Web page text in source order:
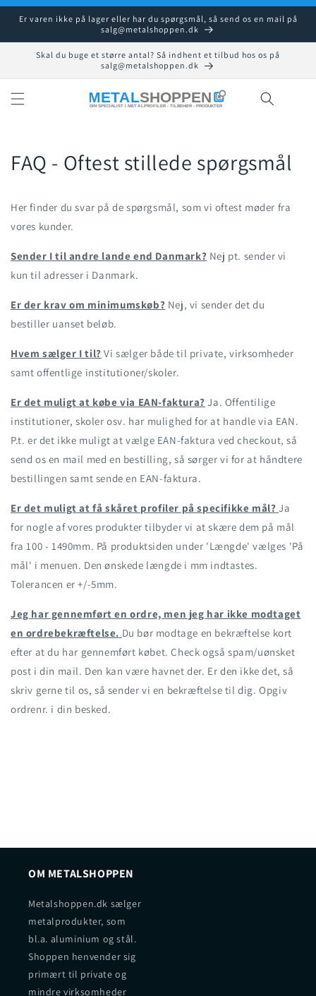
Gå til
indhold
Er varen ikke på lager eller har du spørgsmål, så send os en mail på
salg@metalshoppen.dk
Skal du buge et større antal? Så indhent et tilbud hos os på
salg@metalshoppen.dk
FAQ - Oftest stillede spørgsmål
Her finder du svar på de spørgsmål, som vi oftest møder fra
vores kunder.
Sender I til andre lande end Danmark? Nej pt. sender vi
kun til adresser i Danmark.
Er der krav om minimumskøb? Nej, vi sender det du
bestiller uanset beløb.
Hvem sælger I til? Vi sælger både til private, virksomheder
samt offentlige institutioner/skoler.
Er det muligt at købe via EAN-faktura? Ja. Offentilige
institutioner, skoler osv. har mulighed for at handle via EAN.
P.t. er det ikke muligt at vælge EAN-faktura ved checkout, så
send os en mail med en bestilling, så sørger vi for at håndtere
bestillingen samt sende en EAN-faktura.
Er det muligt at få skåret profiler på specifikke mål? Ja
for nogle af vores produkter tilbyder vi at skære dem på mål
fra 100 - 1490mm. På produktsiden under 'Længde' vælges 'På
mål' i menuen. Den ønskede længde i mm indtastes.
Tolerancen er +/-5mm.
Jeg har gennemført en ordre, men jeg har ikke modtaget
en ordrebekræftelse. Du bør modtage en bekræftelse kort
efter at du har gennemført købet. Check også spam/uønsket
post i din mail. Den kan være havnet der. Er den ikke det, så
skriv gerne til os, så sender vi en bekræftelse til dig. Opgiv
ordrenr. i din besked.
OM METALSHOPPEN
Metalshoppen.dk sælger
metalprodukter, som
bl.a. aluminium og stål.
Shoppen henvender sig
primært til private og
mindre virksomheder